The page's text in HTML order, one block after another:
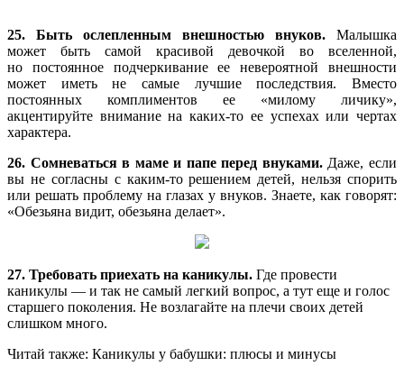
25. Быть ослепленным внешностью внуков. Малышка
может быть самой красивой девочкой во вселенной,
но постоянное подчеркивание ее невероятной внешности
может иметь не самые лучшие последствия. Вместо
постоянных комплиментов ее «милому личику»,
акцентируйте внимание на каких-то ее успехах или чертах
характера.
26. Сомневаться в маме и папе перед внуками. Даже, если
вы не согласны с каким-то решением детей, нельзя спорить
или решать проблему на глазах у внуков. Знаете, как говорят:
«Обезьяна видит, обезьяна делает».
27. Требовать приехать на каникулы. Где провести
каникулы — и так не самый легкий вопрос, а тут еще и голос
старшего поколения. Не возлагайте на плечи своих детей
слишком много.
Читай также: Каникулы у бабушки: плюсы и минусы